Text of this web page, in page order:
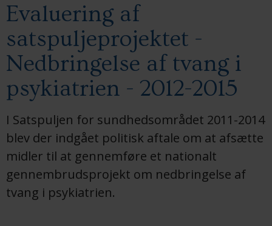
Evaluering af
satspuljeprojektet -
Nedbringelse af tvang i
psykiatrien - 2012-2015
I Satspuljen for sundhedsområdet 2011-2014
blev der indgået politisk aftale om at afsætte
midler til at gennemføre et nationalt
gennembrudsprojekt om nedbringelse af
tvang i psykiatrien.